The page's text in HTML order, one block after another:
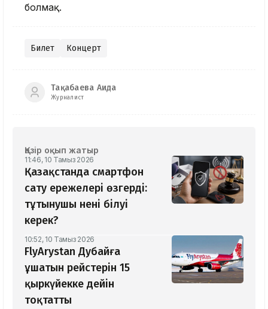
болмақ.
Билет Концерт
Тақабаева Аида
Журналист
Қазір оқып жатыр
11:46, 10 Тамыз 2026
Қазақстанда смартфон
сату ережелері өзгерді:
тұтынушы нені білуі
керек?
10:52, 10 Тамыз 2026
FlyArystan Дубайға
ұшатын рейстерін 15
қыркүйекке дейін
тоқтатты